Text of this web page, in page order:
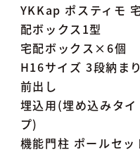
YKKap ポスティモ 宅
配ボックス1型
宅配ボックス×6個
H16サイズ 3段納まり
前出し
埋込用(埋め込みタイ
プ)
機能門柱 ポールセッ